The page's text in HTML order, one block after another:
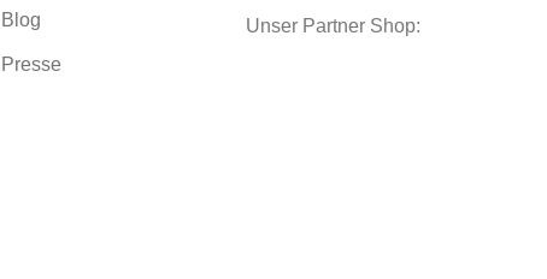
Blog
Presse
Unser Partner Shop: